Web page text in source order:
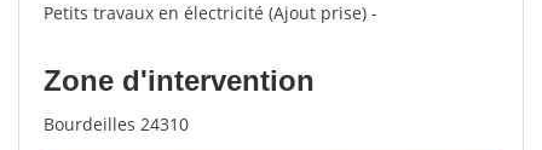
Petits travaux en électricité (Ajout prise) -
Zone d'intervention
Bourdeilles 24310